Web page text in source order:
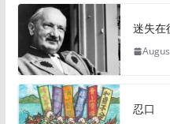
迷失在
忍口